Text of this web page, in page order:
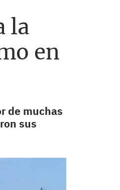
la
en
de muchas
sus